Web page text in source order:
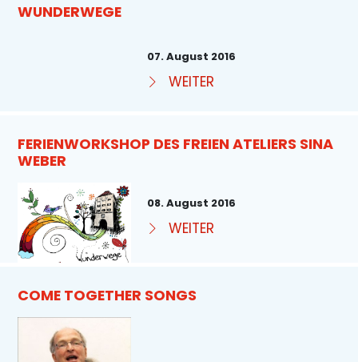
WUNDERWEGE
07. August 2016
WEITER
FERIENWORKSHOP DES FREIEN ATELIERS SINA
WEBER
08. August 2016
WEITER
COME TOGETHER SONGS